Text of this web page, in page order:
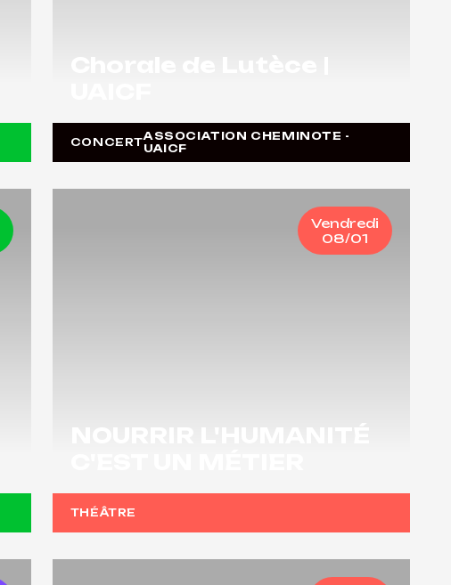
CONCERTASSOCIATION CHEMINOTE -
UAICF
Vendredi
08/01
THÉÂTRE